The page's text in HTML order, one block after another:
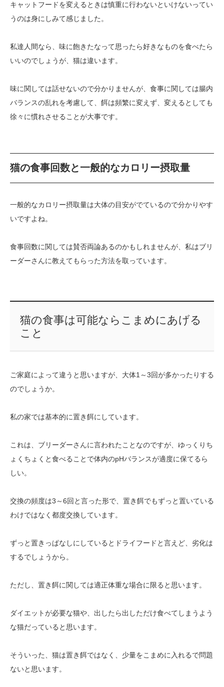
キャットフードを変えるときは慎重に行わないといけないってい
うのは身にしみて感じました。
私達人間なら、味に飽きたなって思ったら好きなものを食べたら
いいのでしょうが、猫は違います。
味に関しては話せないので分かりませんが、食事に関しては腸内
バランスの乱れを考慮して、餌は頻繁に変えず、変えるとしても
徐々に慣れさせることが大事です。
猫の食事回数と一般的なカロリー摂取量
一般的なカロリー摂取量は大体の目安がでているので分かりやす
いですよね。
食事回数に関しては賛否両論あるのかもしれませんが、私はブリ
ーダーさんに教えてもらった方法を取っています。
猫の食事は可能ならこまめにあげる
こと
ご家庭によって違うと思いますが、大体1～3回が多かったりする
のでしょうか。
私の家では基本的に置き餌にしています。
これは、ブリーダーさんに言われたことなのですが、ゆっくりち
ょくちょくと食べることで体内のpHバランスが適度に保てるら
しい。
交換の頻度は3～6回と言った形で、置き餌でもずっと置いている
わけではなく都度交換しています。
ずっと置きっぱなしにしているとドライフードと言えど、劣化は
するでしょうから。
ただし、置き餌に関しては適正体重な場合に限ると思います。
ダイエットが必要な猫や、出したら出しただけ食べてしまうよう
な猫だっていると思います。
そういった、猫は置き餌ではなく、少量をこまめに入れるで問題
ないと思います。